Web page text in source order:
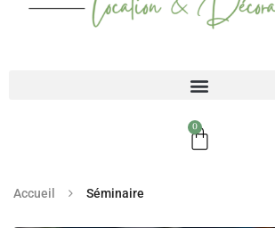
0
Accueil Séminaire